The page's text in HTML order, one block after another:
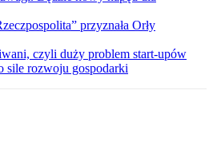
przyznała Orły
czyli duży problem start-upów
sile rozwoju gospodarki